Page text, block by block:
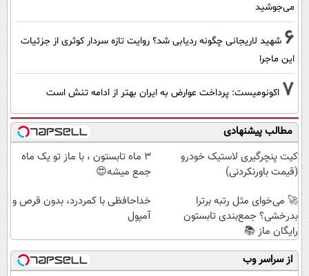
می‌جوشید
6 شهید لاریجانی چگونه ردیابی شد؟ روایت تازه سردار کوثری از جزئیات
این ماجرا
7 اکونومیست: پرداخت عوارض به ایران بهتر از ادامه تنش است
مطالب پیشنهادی
کیت پنچرگیری لاستیک خودرو
(قیمت باورنکردنی)
3 ماه تابستون ، با ماز تو یک ماه
جمع میشه😍
🚀 می‌خوای مثل رتبه برترا
بدرخشی؟ جمع‌بندی تابستون
رایگان ماز 📚
خداحافظی با کمردرد، بدون قرص و
آمپول
از سراسر وب